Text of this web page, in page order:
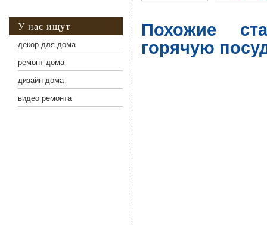
Похожие
горячую
У нас ищут
декор для дома
ремонт дома
дизайн дома
видео ремонта